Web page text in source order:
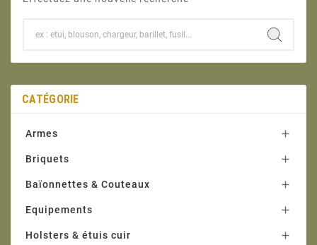
CATÉGORIE
Armes 
Briquets 
Baïonnettes & Couteaux 
Equipements 
Holsters & étuis cuir 